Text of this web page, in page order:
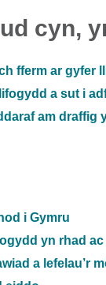
cyn,
fferm ar gyfer
a sut i
am draffig
i Gymru
yn rhad ac
a lefelau’r